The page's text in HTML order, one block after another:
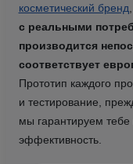
косметический бренд
с реальными
производится
соответствует
Прототип каждого
и тестирование,
мы гарантируем
эффективность.